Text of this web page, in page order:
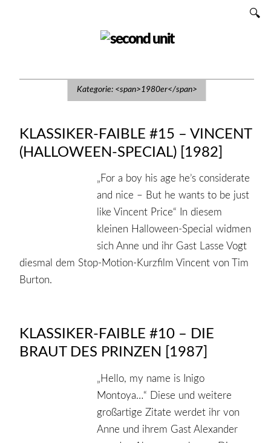
Kategorie: <span>1980er</span>
KLASSIKER-FAIBLE #15 – VINCENT
(HALLOWEEN-SPECIAL) [1982]
„For a boy his age he’s considerate
and nice – But he wants to be just
like Vincent Price“ In diesem
kleinen Halloween-Special widmen
sich Anne und ihr Gast Lasse Vogt
diesmal dem Stop-Motion-Kurzfilm Vincent von Tim
Burton.
KLASSIKER-FAIBLE #10 – DIE
BRAUT DES PRINZEN [1987]
„Hello, my name is Inigo
Montoya…“ Diese und weitere
großartige Zitate werdet ihr von
Anne und ihrem Gast Alexander